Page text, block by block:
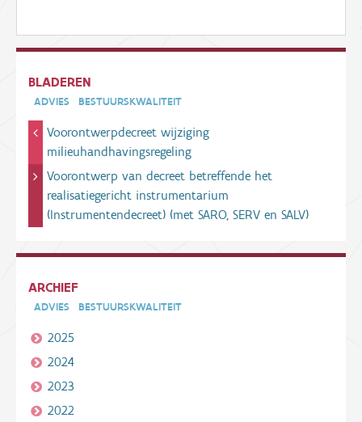
BLADEREN
ADVIES BESTUURSKWALITEIT
Voorontwerpdecreet wijziging
milieuhandhavingsregeling
Voorontwerp van decreet betreffende het
realisatiegericht instrumentarium
(Instrumentendecreet) (met SARO, SERV en SALV)
ARCHIEF
ADVIES BESTUURSKWALITEIT
2025
2024
2023
2022